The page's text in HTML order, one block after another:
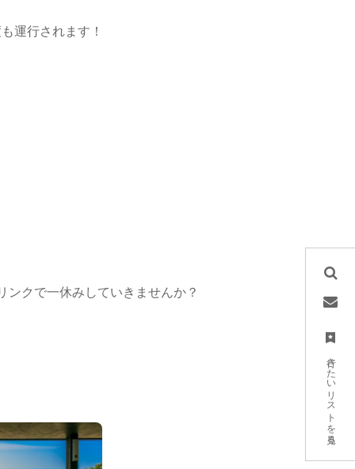
行きたいリストを見る
運行されます！
ンクで一休みしていきませんか？